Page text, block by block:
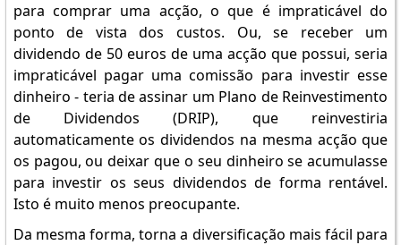
para comprar uma acção, o que é impraticável do
ponto de vista dos custos. Ou, se receber um
dividendo de 50 euros de uma acção que possui, seria
impraticável pagar uma comissão para investir esse
dinheiro - teria de assinar um Plano de Reinvestimento
de Dividendos (DRIP), que reinvestiria
automaticamente os dividendos na mesma acção que
os pagou, ou deixar que o seu dinheiro se acumulasse
para investir os seus dividendos de forma rentável.
Isto é muito menos preocupante.
Da mesma forma, torna a diversificação mais fácil para